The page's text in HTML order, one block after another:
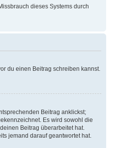
dieses Systems durch
du einen Beitrag schreiben kannst.
Beitrag anklickst;
Es wird sowohl die
Beitrag überarbeitet hat.
jemand darauf geantwortet hat.